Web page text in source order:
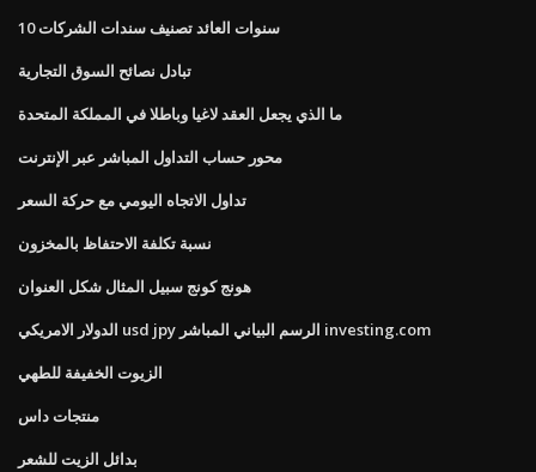
10 سنوات العائد تصنيف سندات الشركات
تبادل نصائح السوق التجارية
ما الذي يجعل العقد لاغيا وباطلا في المملكة المتحدة
محور حساب التداول المباشر عبر الإنترنت
تداول الاتجاه اليومي مع حركة السعر
نسبة تكلفة الاحتفاظ بالمخزون
هونج كونج سبيل المثال شكل العنوان
الدولار الامريكي usd jpy الرسم البياني المباشر investing.com
الزيوت الخفيفة للطهي
منتجات داس
بدائل الزيت للشعر